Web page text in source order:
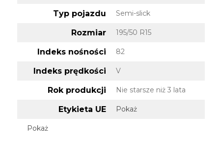
Typ pojazdu Semi-slick
Rozmiar 195/50 R15
Indeks nośności 82
Indeks prędkości V
Rok produkcji Nie starsze niż 3 lata
Etykieta UE Pokaż
Pokaż